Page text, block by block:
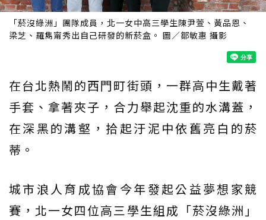
「菸沒綠洲」團隊成員，北一女中高三學生陳尹萱、黃品恩、
梁芝、羅雋甯秀出自己研發的新菸盒。 圖／鄒敏惠 攝影
在台北熱鬧的西門町街頭，一群高中生戴著
手套、拿著夾子，合力舉起沈重的水溝蓋，
在深黑的溝壑，拾起汙泥中依舊亮白的菸
蒂。
城市浪人育成協會今年發起公益夢想家競
賽，北一女四位高三學生組成「菸沒綠洲」